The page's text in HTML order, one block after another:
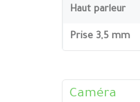
Haut parleur
Prise 3,5 mm
Caméra